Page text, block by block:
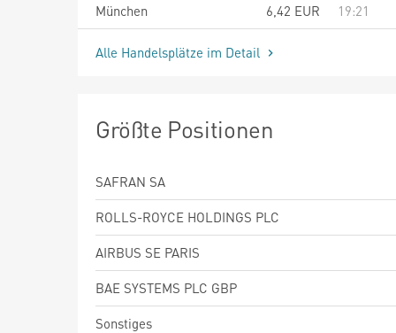
München
6,42 EUR 19:21
Alle Handelsplätze im Detail
Größte Positionen
SAFRAN SA
ROLLS-ROYCE HOLDINGS PLC
AIRBUS SE PARIS
BAE SYSTEMS PLC GBP
Sonstiges